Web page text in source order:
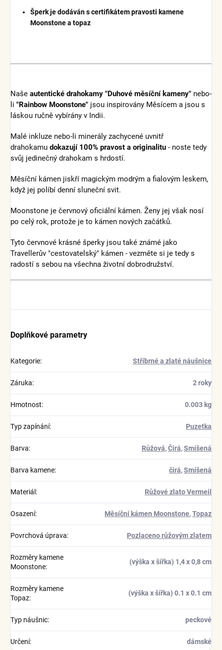
Šperk je dodáván s certifikátem pravosti kamene
Moonstone a topaz
Naše autentické drahokamy "Duhové měsíční kameny" nebo-
li "Rainbow Moonstone" jsou inspirovány Měsícem a jsou s
láskou ručně vybírány v Indii.
Malé inkluze nebo-li minerály zachycené uvnitř
drahokamu dokazují 100% pravost a originalitu - noste tedy
svůj jedinečný drahokam s hrdostí.
Měsíční kámen jiskří magickým modrým a fialovým leskem,
když jej políbí denní sluneční svit.
Moonstone je červnový oficiální kámen. Ženy jej však nosí
po celý rok, protože je to kámen nových začátků.
Tyto červnové krásné šperky jsou také známé jako
Travellerův "cestovatelský" kámen - vezměte si je tedy s
radostí s sebou na všechna životní dobrodružství.
Doplňkové parametry
Kategorie: Stříbrné a zlaté náušnice
Záruka: 2 roky
Hmotnost: 0.003 kg
Typ zapínání: Puzetka
Barva: Růžová,Čirá,Smíšená
Barva kamene: čirá,Smíšená
Materiál : Růžové zlato Vermeil
Osazení: Měsíční kámen Moonstone,Topaz
Povrchová úprava: Pozlaceno růžovým zlatem
Rozměry kamene
Moonstone:
(výška x šířka) 1,4 x 0,8 cm
Rozměry kamene
Topaz:
(výška x šířka) 0.1 x 0.1 cm
Typ náušnic: peckové
Určení: dámské